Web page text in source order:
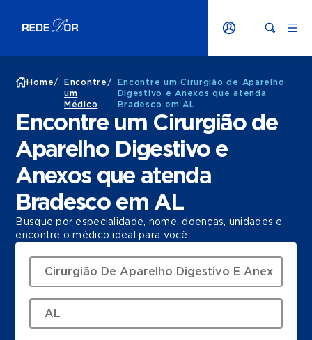
Home/
Encontre
um
Médico
/
Encontre um Cirurgião de Aparelho
Digestivo e Anexos que atenda
Bradesco em AL
Encontre um Cirurgião de
Aparelho Digestivo e
Anexos que atenda
Bradesco em AL
Busque por especialidade, nome, doenças, unidades e
encontre o médico ideal para você.